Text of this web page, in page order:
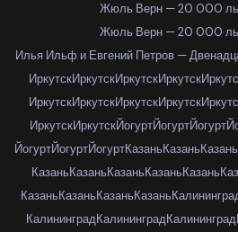
Жюль Верн — 20 000
Жюль Верн — 20 000
Илья Ильф и Евгений Петров —
ИркутскИркутскИркутскИркутск
ИркутскИркутскИркутскИркутск
ИркутскИркутскЙогуртЙогуртЙогурт
ЙогуртЙогуртЙогуртКазаньКазаньКазань
КазаньКазаньКазаньКазаньКазань
КазаньКазаньКазаньКазань
КалининградКалининградКалининград